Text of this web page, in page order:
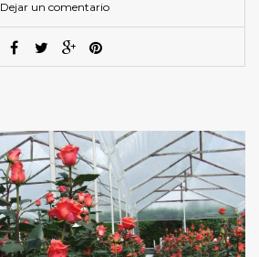
Dejar un comentario